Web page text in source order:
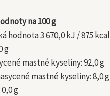
na 100 g
hodnota 3 670,0 kJ / 875 kcal
g
mastné kyseliny: 92,0 g
mastné kyseliny: 8,0 g
g